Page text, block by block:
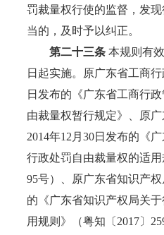
罚裁量权行使的监督，发
当的，及时予以纠正。
第二十三条 本规则有
日起实施。原广东省工商
日发布的《广东省工商行
由裁量权暂行规定》、原
2014年12月30日发布的《
行政处罚自由裁量权的适用
95号）、原广东省知识产
的《广东省知识产权局关
用规则》（粤知〔2017〕